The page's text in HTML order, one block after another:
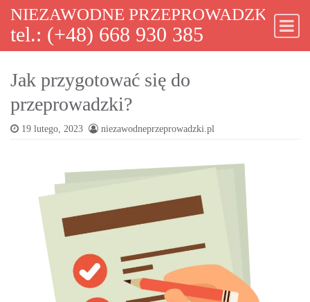
Skip to content
Main Navigation
NIEZAWODNE PRZEPROWADZKI
tel.: (+48) 668 930 385
Jak przygotować się do
przeprowadzki?
19 lutego, 2023 niezawodneprzeprowadzki.pl